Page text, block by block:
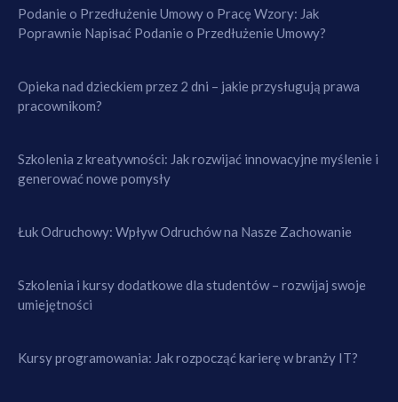
Podanie o Przedłużenie Umowy o Pracę Wzory: Jak
Poprawnie Napisać Podanie o Przedłużenie Umowy?
Opieka nad dzieckiem przez 2 dni – jakie przysługują prawa
pracownikom?
Szkolenia z kreatywności: Jak rozwijać innowacyjne myślenie i
generować nowe pomysły
Łuk Odruchowy: Wpływ Odruchów na Nasze Zachowanie
Szkolenia i kursy dodatkowe dla studentów – rozwijaj swoje
umiejętności
Kursy programowania: Jak rozpocząć karierę w branży IT?